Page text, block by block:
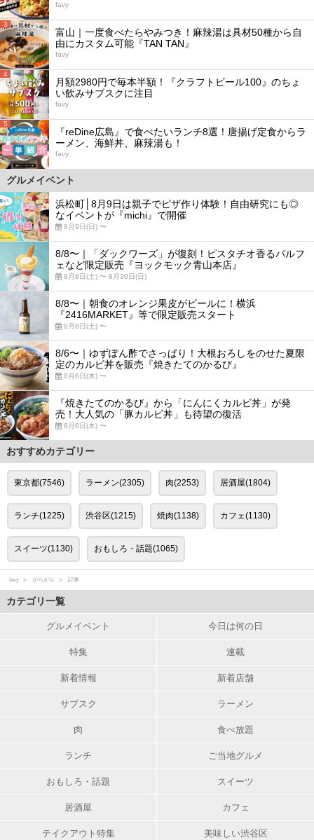
favy
3
富山｜一度食べたらやみつき！麻辣湯は具材50種から自
由にカスタム可能『TAN TAN』
favy
4
月額2980円で毎本半額！『クラフトビール100』のちょ
い飲みサブスクに注目
favy
5
『reDine広島』で食べたいランチ8選！唐揚げ定食からラ
ーメン、海鮮丼、麻辣湯も！
favy
グルメイベント
浜松町│8月9日は親子でピザ作り体験！自由研究にも◎
なイベントが『michi』で開催
8月9日(日) 〜
8/8〜｜「ダックワーズ」が復刻！ピスタチオ香るパルフ
ェなど限定販売『ヨックモック青山本店』
8月8日(土) 〜 8月30日(日)
8/8〜｜朝食のオレンジ果皮がビールに！横浜
『2416MARKET』等で限定販売スタート
8月8日(土) 〜
8/6〜｜ゆずぽん酢でさっぱり！大根おろしをのせた夏限
定のカルビ丼を販売『焼きたてのかるび』
8月6日(木) 〜
『焼きたてのかるび』から「にんにくカルビ丼」が発
売！大人気の「豚カルビ丼」も待望の復活
8月6日(木) 〜
おすすめカテゴリー
東京都(7546) ラーメン(2305) 肉(2253) 居酒屋(1804)
ランチ(1225) 渋谷区(1215) 焼肉(1138) カフェ(1130)
スイーツ(1130) おもしろ・話題(1065)
favy がらがら 記事
カテゴリ一覧
グルメイベント 今日は何の日
特集 連載
新着情報 新着店舗
サブスク ラーメン
肉 食べ放題
ランチ ご当地グルメ
おもしろ・話題 スイーツ
居酒屋 カフェ
テイクアウト特集 美味しい渋谷区